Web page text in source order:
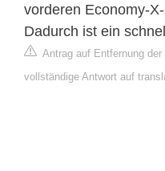
vorderen Economy-
Dadurch ist ein
Antrag auf Entfernung der
vollständige Antwort auf